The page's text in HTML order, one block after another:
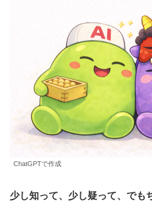
ChatGPTで作成
少し知って、少し疑って、でも